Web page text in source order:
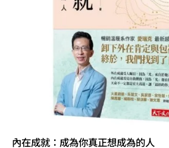
內在成就：成為你真正想成為的人